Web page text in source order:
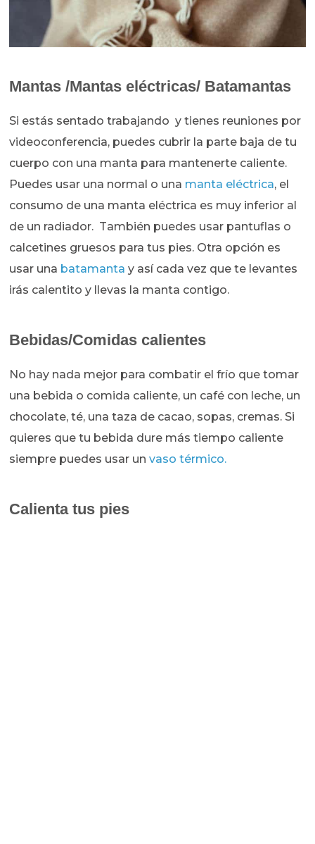
Mantas /Mantas eléctricas/ Batamantas
Si estás sentado trabajando y tienes reuniones por
videoconferencia, puedes cubrir la parte baja de tu
cuerpo con una manta para mantenerte caliente.
Puedes usar una normal o una manta eléctrica, el
consumo de una manta eléctrica es muy inferior al
de un radiador. También puedes usar pantuflas o
calcetines gruesos para tus pies. Otra opción es
usar una batamanta y así cada vez que te levantes
irás calentito y llevas la manta contigo.
Bebidas/Comidas calientes
No hay nada mejor para combatir el frío que tomar
una bebida o comida caliente, un café con leche, un
chocolate, té, una taza de cacao, sopas, cremas. Si
quieres que tu bebida dure más tiempo caliente
siempre puedes usar unvaso térmico.
Calienta tus pies